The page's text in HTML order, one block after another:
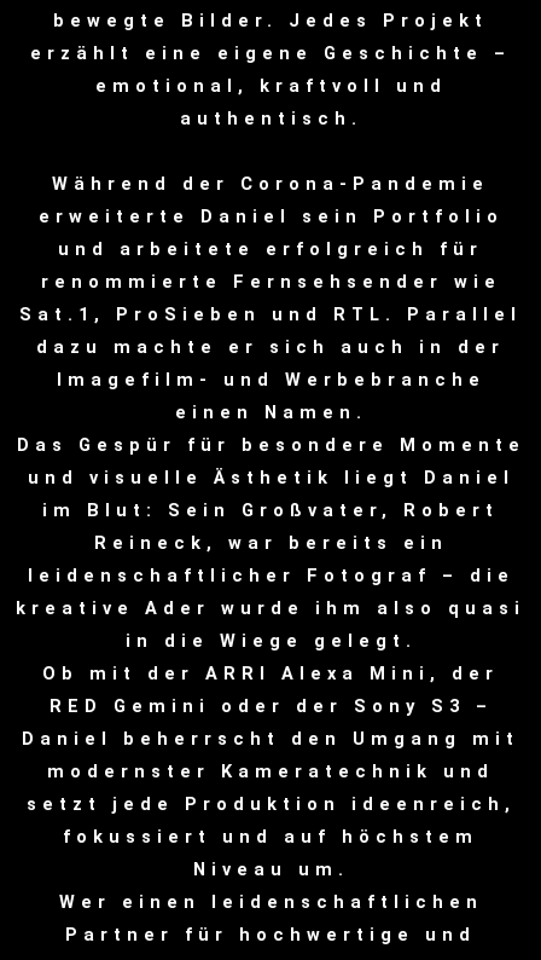
bewegte Bilder. Jedes Projekt
erzählt eine eigene Geschichte –
emotional, kraftvoll und
authentisch.
Während der Corona-Pandemie
erweiterte Daniel sein Portfolio
und arbeitete erfolgreich für
renommierte Fernsehsender wie
Sat.1, ProSieben und RTL. Parallel
dazu machte er sich auch in der
Imagefilm- und Werbebranche
einen Namen.
Das Gespür für besondere Momente
und visuelle Ästhetik liegt Daniel
im Blut: Sein Großvater, Robert
Reineck, war bereits ein
leidenschaftlicher Fotograf – die
kreative Ader wurde ihm also quasi
in die Wiege gelegt.
Ob mit der ARRI Alexa Mini, der
RED Gemini oder der Sony S3 –
Daniel beherrscht den Umgang mit
modernster Kameratechnik und
setzt jede Produktion ideenreich,
fokussiert und auf höchstem
Niveau um.
Wer einen leidenschaftlichen
Partner für hochwertige und